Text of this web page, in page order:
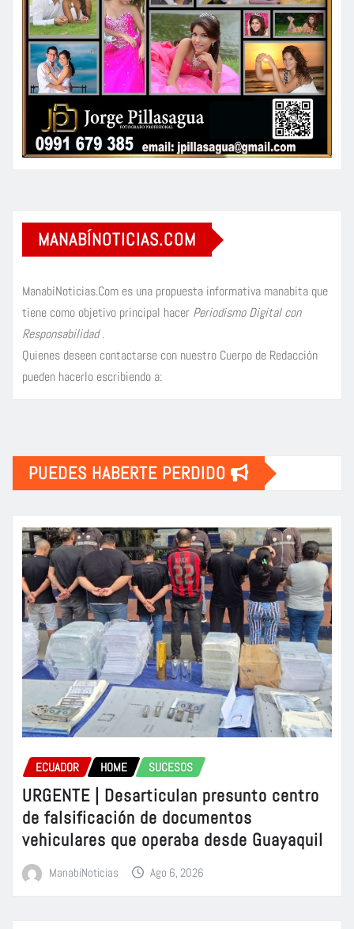
MANABÍNOTICIAS.COM
ManabíNoticias.Com es una propuesta informativa manabita que
tiene como objetivo principal hacer Periodismo Digital con
Responsabilidad.
Quienes deseen contactarse con nuestro Cuerpo de Redacción
pueden hacerlo escribiendo a:
PUEDES HABERTE PERDIDO
ECUADOR HOME SUCESOS
URGENTE | Desarticulan presunto centro
de falsificación de documentos
vehiculares que operaba desde Guayaquil
ManabiNoticias Ago 6, 2026